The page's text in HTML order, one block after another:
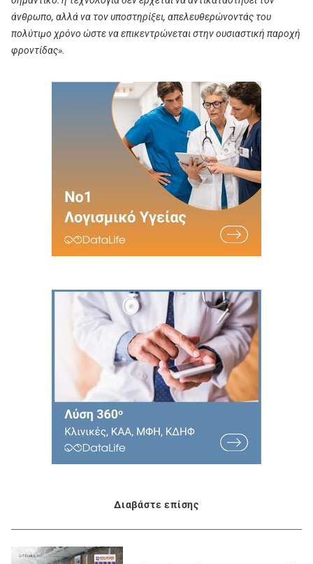
άνθρωπο, αλλά να τον υποστηρίξει, απελευθερώνοντάς του
πολύτιμο χρόνο ώστε να επικεντρώνεται στην ουσιαστική παροχή
φροντίδας».
Διαβάστε επίσης